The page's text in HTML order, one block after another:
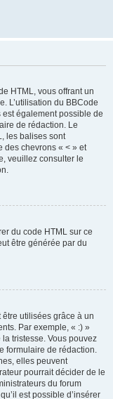
HTML, vous offrant un
L’utilisation du BBCode
également possible de
de rédaction. Le
les balises sont
des chevrons « < » et
veuillez consulter le
du code HTML sur ce
être générée par du
utilisées grâce à un
Par exemple, « :) »
tristesse. Vous pouvez
formulaire de rédaction.
elles peuvent
pourrait décider de le
du forum
est possible d’insérer